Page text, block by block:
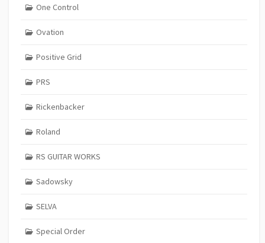
One Control
Ovation
Positive Grid
PRS
Rickenbacker
Roland
RS GUITAR WORKS
Sadowsky
SELVA
Special Order